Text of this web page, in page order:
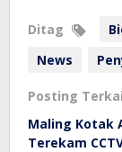
Ditag
News
Posting
Maling Kotak
Terekam